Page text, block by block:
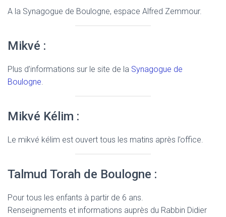
A la Synagogue de Boulogne, espace Alfred Zemmour.
Mikvé :
Plus d’informations sur le site de la Synagogue de
Boulogne.
Mikvé Kélim :
Le mikvé kélim est ouvert tous les matins après l’office.
Talmud Torah de Boulogne :
Pour tous les enfants à partir de 6 ans.
Renseignements et informations auprès du Rabbin Didier